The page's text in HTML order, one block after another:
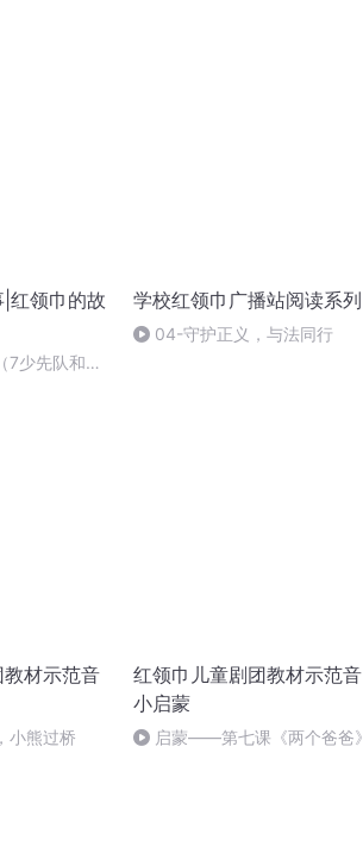
红领巾的故
7少先队和红
学校红领巾广播站阅读系列
04-守护正义，与法同行
材示范音
小熊过桥
红领巾儿童剧团教材示范音
小启蒙
启蒙——第七课《两个爸爸》